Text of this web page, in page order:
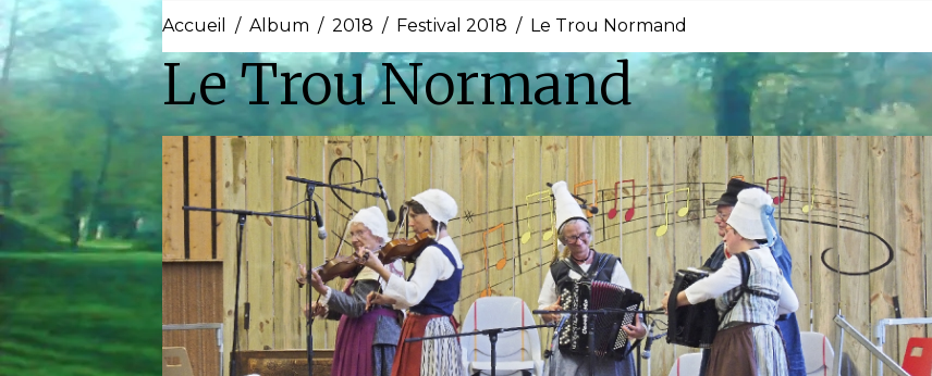
Accueil Album 2018 Festival 2018 Le Trou Normand
Le Trou Normand